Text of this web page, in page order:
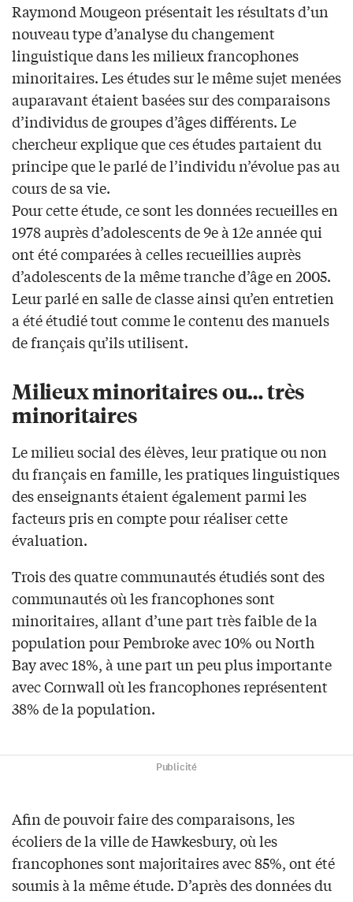
Raymond Mougeon présentait les résultats d’un
nouveau type d’analyse du changement
linguistique dans les milieux francophones
minoritaires. Les études sur le même sujet menées
auparavant étaient basées sur des comparaisons
d’individus de groupes d’âges différents. Le
chercheur explique que ces études partaient du
principe que le parlé de l’individu n’évolue pas au
cours de sa vie.
Pour cette étude, ce sont les données recueilles en
1978 auprès d’adolescents de 9e à 12e année qui
ont été comparées à celles recueillies auprès
d’adolescents de la même tranche d’âge en 2005.
Leur parlé en salle de classe ainsi qu’en entretien
a été étudié tout comme le contenu des manuels
de français qu’ils utilisent.
Milieux minoritaires ou… très
minoritaires
Le milieu social des élèves, leur pratique ou non
du français en famille, les pratiques linguistiques
des enseignants étaient également parmi les
facteurs pris en compte pour réaliser cette
évaluation.
Trois des quatre communautés étudiés sont des
communautés où les francophones sont
minoritaires, allant d’une part très faible de la
population pour Pembroke avec 10% ou North
Bay avec 18%, à une part un peu plus importante
avec Cornwall où les francophones représentent
38% de la population.
Publicité
Afin de pouvoir faire des comparaisons, les
écoliers de la ville de Hawkesbury, où les
francophones sont majoritaires avec 85%, ont été
soumis à la même étude. D’après des données du